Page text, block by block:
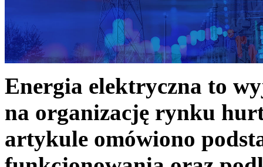
Energia elektryczna to
na organizację rynku
artykule omówiono